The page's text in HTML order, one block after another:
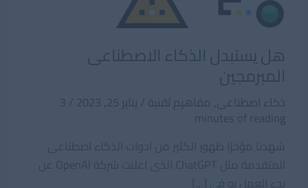
هل يستبدل الذكاء الاصطناعى
المبرمجين
ذكاء اصطناعى, مفاهيم تقنية / يناير 25, 2023 /
3
minutes of reading